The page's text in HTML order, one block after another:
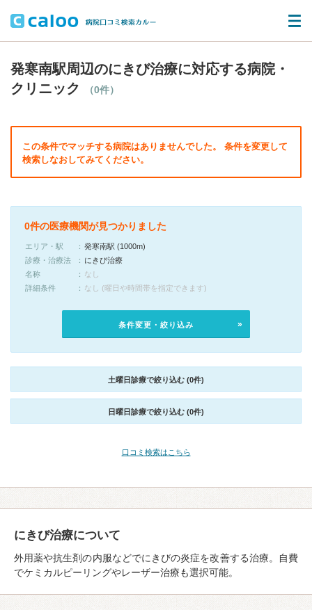
発寒南駅周辺のにきび治療に対応する病院・
クリニック
（0件）
この条件でマッチする病院はありませんでした。 条件を変更して
検索しなおしてみてください。
0件の医療機関が見つかりました
エリア・駅
発寒南駅 (1000m)
診療・治療法
にきび治療
名称
なし
詳細条件
なし (曜日や時間帯を指定できます)
条件変更・絞り込み
土曜日診療で絞り込む (0件)
日曜日診療で絞り込む (0件)
口コミ検索はこちら
にきび治療について
外用薬や抗生剤の内服などでにきびの炎症を改善する治療。自費
でケミカルピーリングやレーザー治療も選択可能。